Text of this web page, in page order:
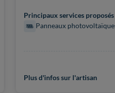
Principaux services proposés
Panneaux
Plus d'infos sur l'artisan